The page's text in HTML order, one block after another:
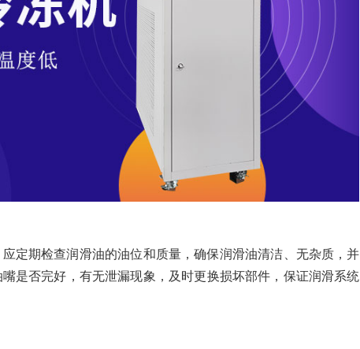
定期检查润滑油的油位和质量，确保润滑油清洁、无杂质，并
是否完好，有无泄漏现象，及时更换损坏部件，保证润滑系统